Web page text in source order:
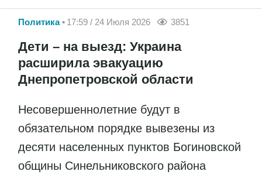
Политика 17:59 / 24 Июля 2026 3851
Дети – на выезд: Украина
расширила эвакуацию
Днепропетровской области
Несовершеннолетние будут в
обязательном порядке вывезены из
десяти населенных пунктов Богиновской
общины Синельниковского района